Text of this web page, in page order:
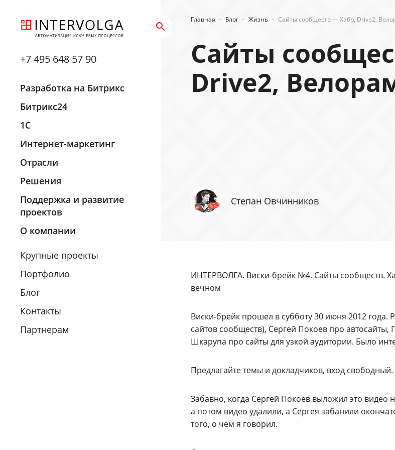
+7 495 648 57 90
Разработка на Битрикс
Битрикс24
1С
Интернет-маркетинг
Отрасли
Решения
Поддержка и развитие
проектов
О компании
Крупные проекты
Портфолио
Блог
Контакты
Партнерам
Главная - Блог - Жизнь - Сайты сообществ — Хабр, Drive2,
Сайты
Drive2,
Степан Овчинников
ИНТЕРВОЛГА. Виски-брейк №4. Сайты сообществ.
вечном
Виски-брейк прошел в субботу 30 июня 2012
сайтов сообществ), Сергей Покоев про
Шкарупа про сайты для узкой аудитории. Было
Предлагайте темы и докладчиков, вход свободный.
Забавно, когда Сергей Покоев выложил это видео
а потом видео удалили, а Сергея забанили
того, о чем я говорил.